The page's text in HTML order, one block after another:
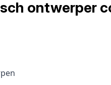
ontwerper